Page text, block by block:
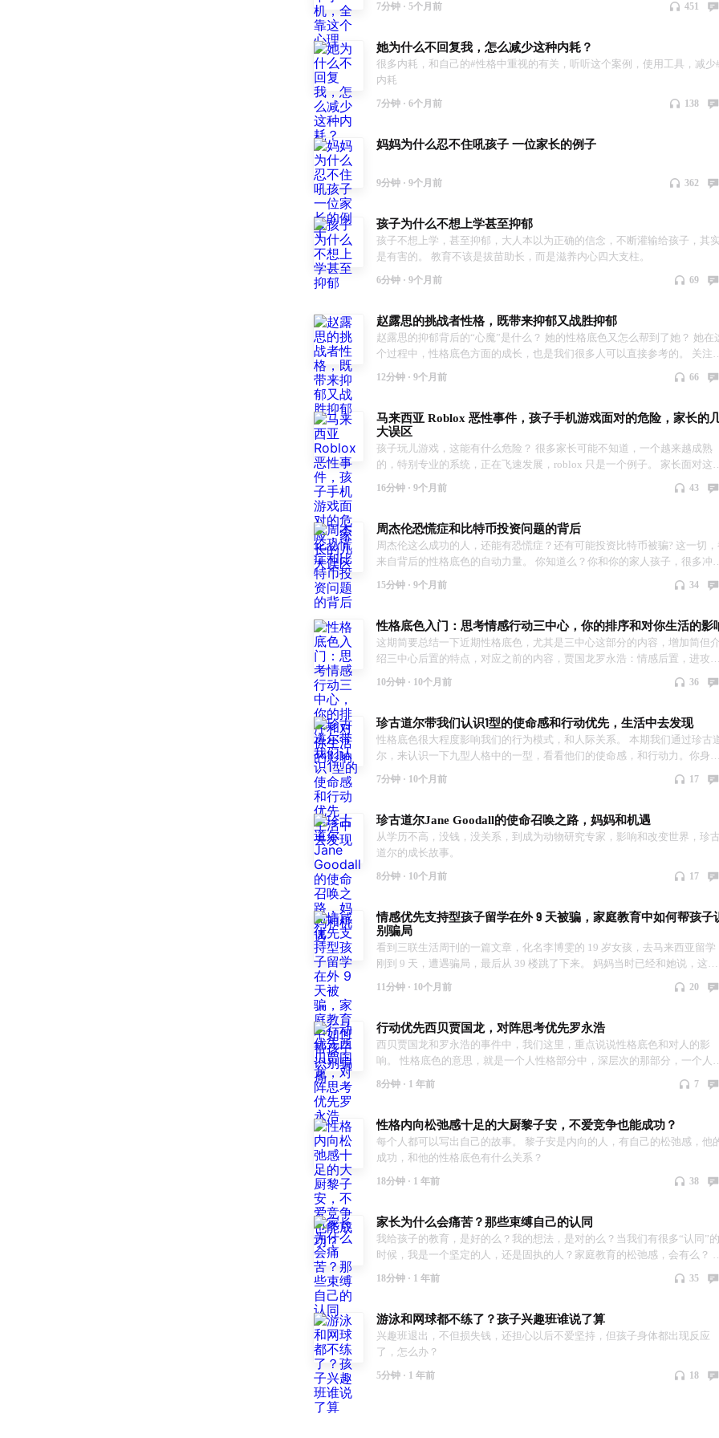
7分钟 · 5个月前 451
她为什么不回复我，怎么减少这种内耗？
很多内耗，和自己的#性格中重视的有关，听听这个案例，使用工具，减少
内耗
7分钟 · 6个月前 138
妈妈为什么忍不住吼孩子 一位家长的例子
9分钟 · 9个月前 362
孩子为什么不想上学甚至抑郁
孩子不想上学，甚至抑郁，大人本以为正确的信念，不断灌输给孩子，其实
是有害的。 教育不该是拔苗助长，而是滋养内心四大支柱。
6分钟 · 9个月前 69
赵露思的挑战者性格，既带来抑郁又战胜抑郁
赵露思的抑郁背后的“心魔”是什么？ 她的性格底色又怎么帮到了她？ 她在
个过程中，性格底色方面的成长，也是我们很多人可以直接参考的。 关注自
12分钟 · 9个月前 66
马来西亚 Roblox 恶性事件，孩子手机游戏面对的危险，家长的
大误区
孩子玩儿游戏，这能有什么危险？ 很多家长可能不知道，一个越来越成熟
的，特别专业的系统，正在飞速发展，roblox 只是一个例子。 家长面对这
16分钟 · 9个月前 43
周杰伦恐慌症和比特币投资问题的背后
周杰伦这么成功的人，还能有恐慌症？还有可能投资比特币被骗? 这一切
来自背后的性格底色的自动力量。 你知道么？你和你的家人孩子，很多冲突
格底色。
15分钟 · 9个月前 34
性格底色入门：思考情感行动三中心，你的排序和对你生活的影
这期简要总结一下近期性格底色，尤其是三中心这部分的内容，增加简但介
绍三中心后置的特点，对应之前的内容，贾国龙罗永浩：情感后置，进攻
迎收听粉丝有福利哈。
10分钟 · 10个月前 36
珍古道尔带我们认识1型的使命感和行动优先，生活中去发现
性格底色很大程度影响我们的行为模式，和人际关系。 本期我们通过珍古
尔，来认识一下九型人格中的一型，看看他们的使命感，和行动力。你身边
和身边人。一起来探索吧！
7分钟 · 10个月前 17
珍古道尔Jane Goodall的使命召唤之路，妈妈和机遇
从学历不高，没钱，没关系，到成为动物研究专家，影响和改变世界，珍古
道尔的成长故事。
8分钟 · 10个月前 17
情感优先支持型孩子留学在外 9 天被骗，家庭教育中如何帮孩子
别骗局
看到三联生活周刊的一篇文章，化名李博雯的 19 岁女孩，去马来西亚留学
刚到 9 天，遭遇骗局，最后从 39 楼跳了下来。 妈妈当时已经和她说，这是
视的 5 个要点。 我们最后会推荐一本书。看完这本书，即使是悬而未决的惊
起”网站。
11分钟 · 10个月前 20
行动优先西贝贾国龙，对阵思考优先罗永浩
西贝贾国龙和罗永浩的事件中，我们这里，重点说说性格底色和对人的影
响。 性格底色的意思，就是一个人性格部分中，深层次的那部分，一个人说
每一步都错的方式？ 都和这些有关。 我们的分享，目的并不是分析这些人和
解家人，理解别人。感兴趣请关注。 这篇会说到贾国龙性格底色的三个特
征：情感后置，行动优先，挑战者性格
8分钟 · 1 年前 7
性格内向松弛感十足的大厨黎子安，不爱竞争也能成功？
每个人都可以写出自己的故事。 黎子安是内向的人，有自己的松弛感，他
成功，和他的性格底色有什么关系？
18分钟 · 1 年前 38
家长为什么会痛苦？那些束缚自己的认同
我给孩子的教育，是好的么？我的想法，是对的么？当我们有很多“认同”的
时候，我是一个坚定的人，还是固执的人？家庭教育的松弛感，会有么？ 如
的认同，成为“开放”的家长。
18分钟 · 1 年前 35
游泳和网球都不练了？孩子兴趣班谁说了算
兴趣班退出，不但损失钱，还担心以后不爱坚持，但孩子身体都出现反应
了，怎么办？
5分钟 · 1 年前 18